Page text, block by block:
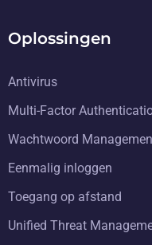
Oplossingen
Antivirus
Multi-Factor
Wachtwoord
Eenmalig inloggen
Toegang op afstand
Unified Threat